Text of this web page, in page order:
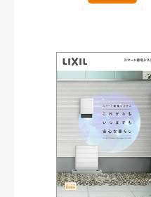
キーワード検索（あいまい）
おすすめハッシュタグ
まずはここから（1）
リフォームおすすめ（5）
窓・シャッター（3）